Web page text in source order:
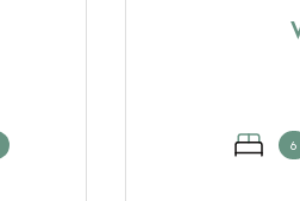
6